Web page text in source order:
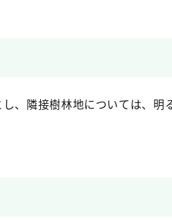
、隣接樹林地については、明